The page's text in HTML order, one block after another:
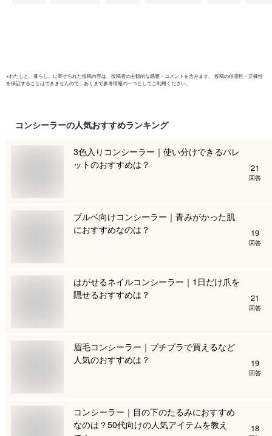
※わたしと、暮らし。 に寄せられた投稿内容は、投稿者の主観的な感想・コメントを含みます。 投稿の信憑性・正確性
を保証することはできませんので、あくまで参考情報の一つとしてご利用ください。
コンシーラーの人気おすすめランキング
3色入りコンシーラー｜使い分けできるパレ
ットのおすすめは？
21
回答
ブルベ向けコンシーラー｜青みがかった肌
におすすめなのは？
19
回答
はがせるネイルコンシーラー｜1日だけ爪を
隠せるおすすめは？
21
回答
眉毛コンシーラー｜プチプラで買えるなど
人気のおすすめは？
19
回答
コンシーラー｜目の下のたるみにおすすめ
なのは？50代向けの人気アイテムを教え
18